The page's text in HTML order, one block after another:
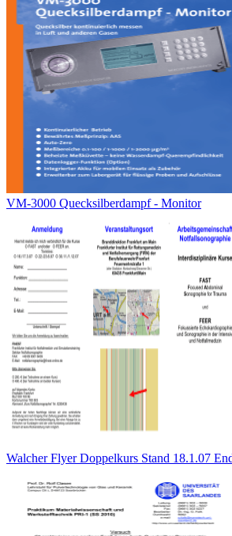
VM-3000 Quecksilberdampf - Monitor
Walcher Flyer Doppelkurs Stand 18.1.07